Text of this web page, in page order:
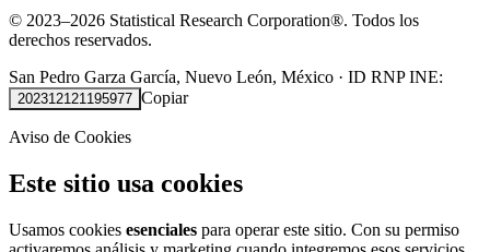
© 2023–2026 Statistical Research Corporation®. Todos los
derechos reservados.
San Pedro Garza García, Nuevo León, México · ID RNP INE:
202312121195977 Copiar
Aviso de Cookies
Este sitio usa cookies
Usamos cookies esenciales para operar este sitio. Con su permiso